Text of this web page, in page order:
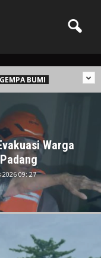
GEMPA BUMI
Warga
09: 27